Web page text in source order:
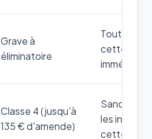
Grave à
éliminatoire
Toute
cette
Classe 4 (jusqu'à
135 € d'amende)
Sanction
les
cette